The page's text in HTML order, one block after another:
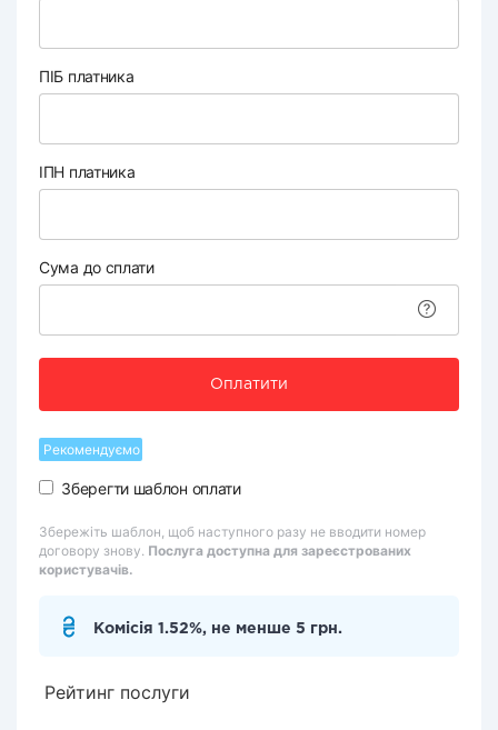
ПІБ платника
ІПН платника
Сума до сплати
Оплатити
Рекомендуємо
Зберегти шаблон оплати
Збережіть шаблон, щоб наступного разу не вводити номер
договору знову. Послуга доступна для зареєстрованих
користувачів.
Комісія 1.52%, не менше 5 грн.
Рейтинг послуги